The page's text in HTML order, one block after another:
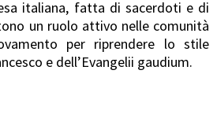
italiana, fatta di sacerdoti e di
un ruolo attivo nelle comunità
per riprendere lo stile
e dell’Evangelii gaudium.